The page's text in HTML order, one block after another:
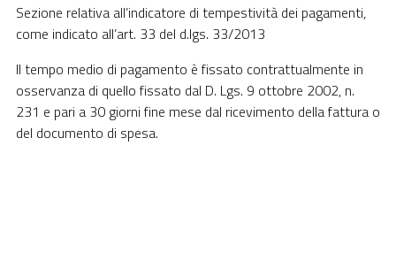
Sezione relativa all’indicatore di tempestività dei pagamenti,
come indicato all’art. 33 del d.lgs. 33/2013
Il tempo medio di pagamento è fissato contrattualmente in
osservanza di quello fissato dal D. Lgs. 9 ottobre 2002, n.
231 e pari a 30 giorni fine mese dal ricevimento della fattura o
del documento di spesa.